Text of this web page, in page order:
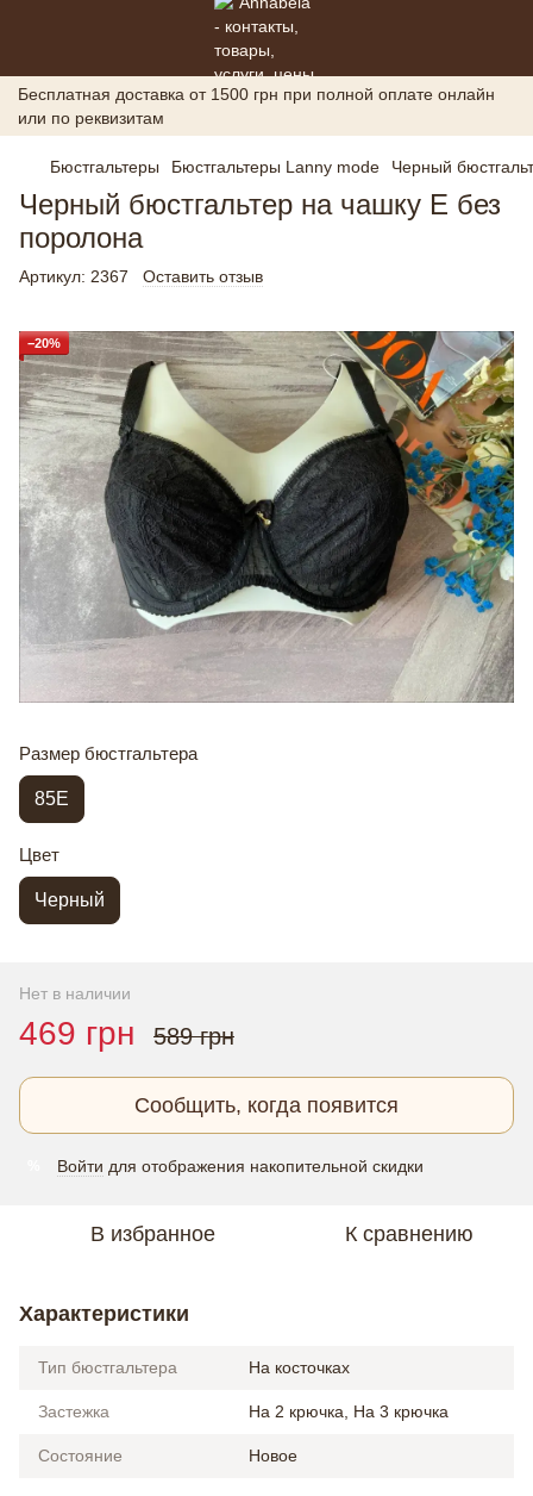
Бесплатная доставка от 1500 грн при полной оплате онлайн
или по реквизитам
Бюстгальтеры Бюстгальтеры Lanny mode Черный
Черный бюстгальтер на чашку Е без
поролона
Артикул: 2367 Оставить отзыв
−20%
Размер бюстгальтера
85E
Цвет
Черный
Нет в наличии
469 грн 589 грн
Сообщить, когда появится
Войти для отображения накопительной скидки
В избранное К сравнению
Характеристики
Тип бюстгальтера На косточках
Застежка На 2 крючка, На 3 крючка
Состояние Новое